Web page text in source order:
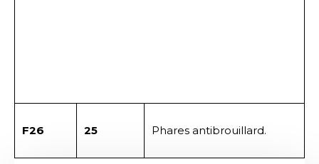
F26 25 Phares antibrouillard.